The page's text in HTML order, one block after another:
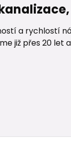
a rychlostí
již přes 20